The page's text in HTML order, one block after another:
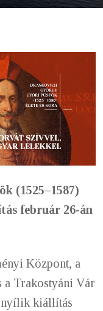
(1525–1587)
február 26-án
Központ, a
a Trakostyáni Vár
nyílik kiállítás